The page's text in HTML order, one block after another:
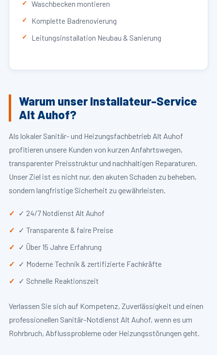
Waschbecken montieren
Komplette Badrenovierung
Leitungsinstallation Neubau & Sanierung
Warum unser Installateur-Service
Alt Auhof?
Als lokaler Sanitär- und Heizungsfachbetrieb Alt Auhof
profitieren unsere Kunden von kurzen Anfahrtswegen,
transparenter Preisstruktur und nachhaltigen Reparaturen.
Unser Ziel ist es nicht nur, den akuten Schaden zu beheben,
sondern langfristige Sicherheit zu gewährleisten.
✓ 24/7 Notdienst Alt Auhof
✓ Transparente & faire Preise
✓ Über 15 Jahre Erfahrung
✓ Moderne Technik & zertifizierte Fachkräfte
✓ Schnelle Reaktionszeit
Verlassen Sie sich auf Kompetenz, Zuverlässigkeit und einen
professionellen Sanitär-Notdienst Alt Auhof, wenn es um
Rohrbruch, Abflussprobleme oder Heizungsstörungen geht.